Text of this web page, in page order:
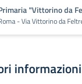
"Vittorino da
- Via Vittorino da
informazioni